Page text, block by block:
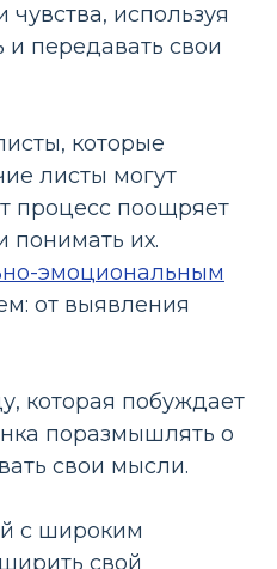
используя
и передавать свои
которые
листы могут
процесс поощряет
понимать их.
эмоциональным
от выявления
которая побуждает
поразмышлять о
свои мысли.
с широким
свой